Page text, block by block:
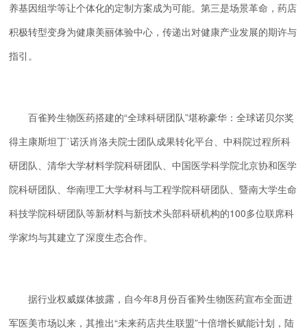
养基因组学等让个体化的定制方案成为可能。第三是场景革命，药店
积极转型变身为健康美丽体验中心，传递出对健康产业发展的期许与
指引。
百雀羚生物医药搭建的“全球科研团队”堪称豪华：全球诺贝尔奖
得主康斯坦丁˙诺沃肖洛夫院士团队成果转化平台、中科院过程所科
研团队、清华大学材料学院科研团队、中国医学科学院北京协和医学
院科研团队、华南理工大学材科与工程学院科研团队、暨南大学生命
科技学院科研团队等新材料与新技术头部科研机构的100多位联席科
学家均与其建立了深度生态合作。
据行业权威媒体披露，自今年8月份百雀羚生物医药宣布全面进
军医美市场以来，其推出“未来药店共生联盟”十倍增长赋能计划，陆